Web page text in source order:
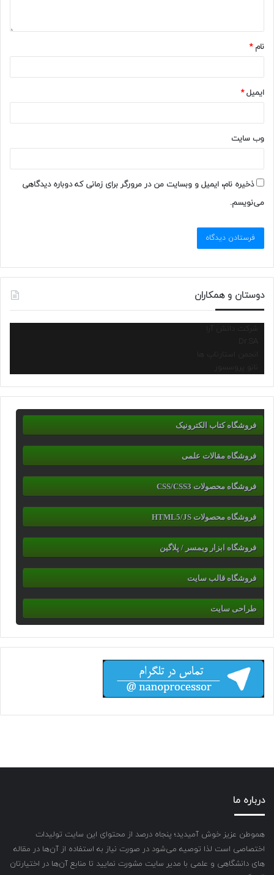
نام*
ایمیل*
وب‌ سایت
ذخیره نام، ایمیل و وبسایت من در مرورگر برای زمانی که دوباره دیدگاهی
می‌نویسم.
دوستان و همکاران
شرکت دانش آرا
انجمن استارتاپ ها
نانو پروسسور
فروشگاه کتاب الکترونیک
فروشگاه مقالات علمی
فروشگاه محصولات CSS/CSS3
فروشگاه محصولات HTML5/JS
فروشگاه ابزار وبمسر / پلاگین
فروشگاه قالب سایت
طراحی سایت
درباره ما
هموطن عزیز خوش آمیدید؛ پنجاه درصد از محتوای این سایت تولیدات
اختصاصی است لذا توصیه می‌شود در صورت نیاز به استفاده از آن‌ها در مقاله
های دانشگاهی و علمی با مدیر سایت مشورت نمایید تا منابع آن‌ها در اختیارتان